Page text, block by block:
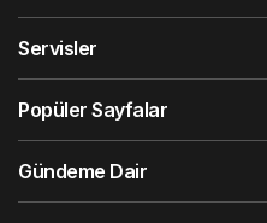
Servisler
Popüler Sayfalar
Gündeme Dair